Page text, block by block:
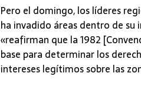
Pero el domingo, los líderes
ha invadido áreas dentro de
«reafirman que la 1982
base para determinar los
intereses legítimos sobre las